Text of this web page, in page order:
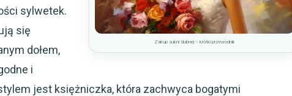
Zakup sukni ślubnej – krótki przewodnik
sylwetek.
się
dołem,
i
jest księżniczka, która zachwyca bogatymi